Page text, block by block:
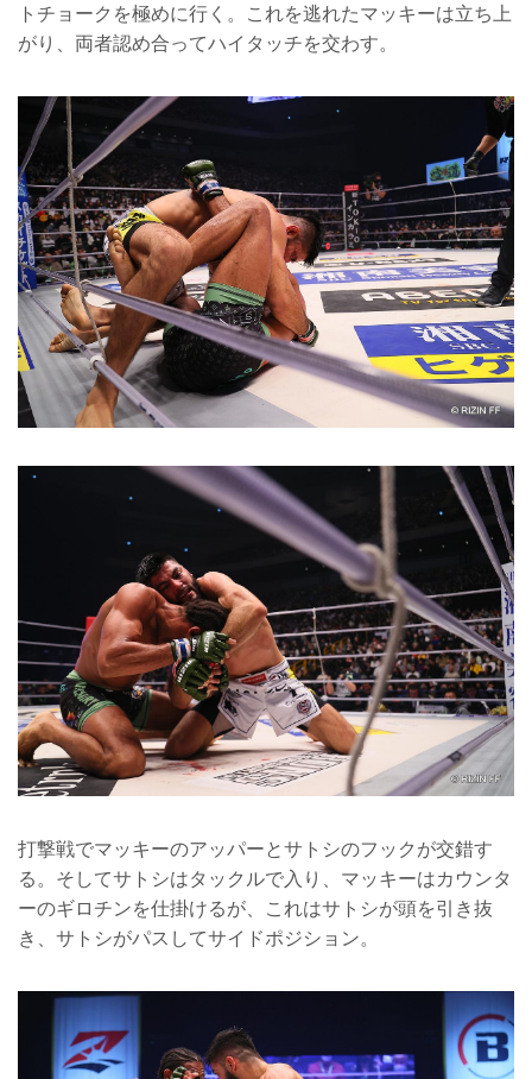
トチョークを極めに行く。これを逃れたマッキーは立ち上
がり、両者認め合ってハイタッチを交わす。
打撃戦でマッキーのアッパーとサトシのフックが交錯す
る。そしてサトシはタックルで入り、マッキーはカウンタ
ーのギロチンを仕掛けるが、これはサトシが頭を引き抜
き、サトシがパスしてサイドポジション。